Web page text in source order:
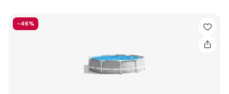
-46%